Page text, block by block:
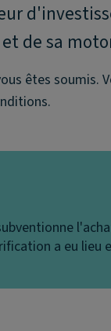
de sa
êtes soumis.
a eu lieu